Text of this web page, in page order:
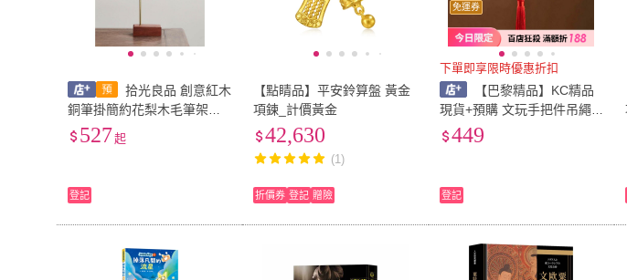
拾光良品 創意紅木
銅筆掛簡約花梨木毛筆架學
生文房四寶黃銅筆架實木底
座毛筆掛風鈴架子中國風毛
527起
登記
【點睛品】平安鈴算盤 黃金
項鍊_計價黃金
42,630
(1)
折價券 登記 贈險
免運券
下單即享限時優惠折扣
【巴黎精品】KC精品
現貨+預購 文玩手把件吊繩
吊墜掛件風水擺件招財淨化
449
登記